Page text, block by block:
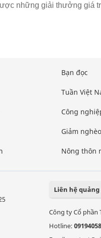
những giải thưởng giá
Bạn đọc
Tuần Việt
Công
Giảm
Nông thôn
Liên hệ quảng
Công ty Cổ
Hotline: